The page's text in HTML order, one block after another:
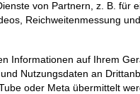
Nike:
02:36 Uhr | P. Uhlschmied
von Partnern, z. B. für
Reichweitenmessung
Informationen auf Ihrem
Nutzungsdaten an
oder Meta übermittelt